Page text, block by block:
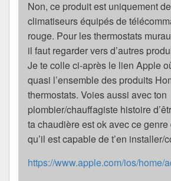
Non, ce produit est uniquement
climatiseurs équipés de
rouge. Pour les thermostats
il faut regarder vers d’autres
Je te colle ci-après le lien Apple
quasi l’ensemble des produits
thermostats. Voies aussi avec ton
plombier/chauffagiste histoire
ta chaudière est ok avec ce
qu’il est capable de t’en installer/
https://www.apple.com/ios/home/